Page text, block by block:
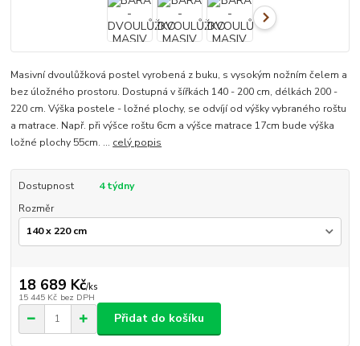
Masivní dvoulůžková postel vyrobená z buku, s vysokým nožním čelem a
bez úložného prostoru. Dostupná v šířkách 140 - 200 cm, délkách 200 -
220 cm. Výška postele - ložné plochy, se odvíjí od výšky vybraného roštu
a matrace. Např. při výšce roštu 6cm a výšce matrace 17cm bude výška
ložné plochy 55cm. ... celý popis
Dostupnost
4 týdny
Rozměr
18 689 Kč/ks
15 445 Kč bez DPH
Přidat do košíku